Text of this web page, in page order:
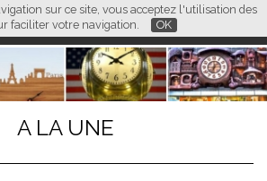
sur ce site, vous acceptez l'utilisation des
faciliter votre navigation.
OK
FR EN CN
A LA UNE